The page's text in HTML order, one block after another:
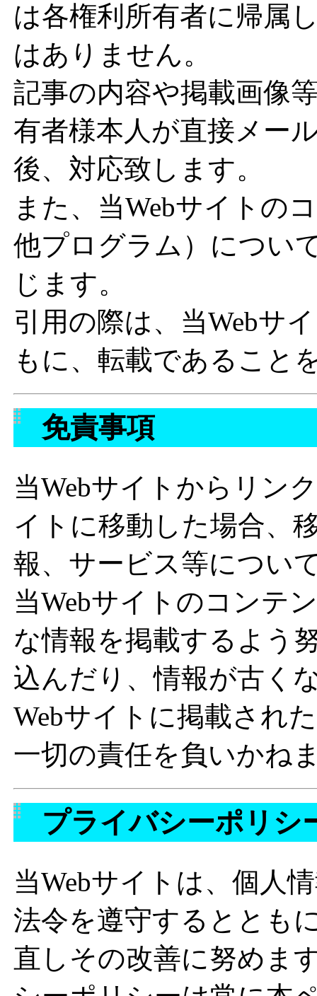
は各権利所有者に帰属
はありません。
記事の内容や掲載画像
有者様本人が直接メー
後、対応致します。
また、当Webサイトの
他プログラム）につい
じます。
引用の際は、当Webサ
もに、転載であること
免責事項
当Webサイトからリン
イトに移動した場合、
報、サービス等につい
当Webサイトのコンテ
な情報を掲載するよう
込んだり、情報が古く
Webサイトに掲載され
一切の責任を負いかね
プライバシーポリシ
当Webサイトは、個人
法令を遵守するととも
直しその改善に努めま